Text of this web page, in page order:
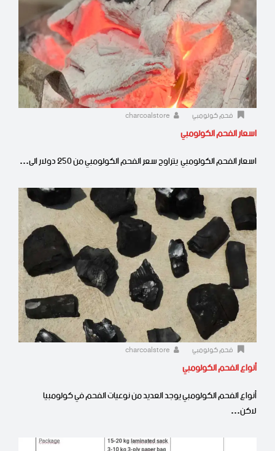
فحم كولومبي
اسعار الفحم الكولومبي
اسعار الفحم الكولومبي يتراوح سعر الفحم الكولومبي من 250 دولار الى…
فحم كولومبي
أنواع الفحم الكولومبي
أنواع الفحم الكولومبي يوجد العديد من نوعيات الفحم في كولومبيا
لاكن…